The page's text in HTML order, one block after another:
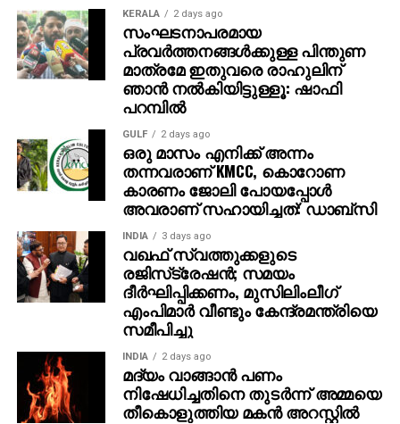
KERALA 2 days ago
സംഘടനാപരമായ
പ്രവര്‍ത്തനങ്ങള്‍ക്കുള്ള പിന്തുണ
മാത്രമേ ഇതുവരെ രാഹുലിന്
ഞാന്‍ നല്‍കിയിട്ടുള്ളൂ: ഷാഫി
പറമ്പില്‍
GULF 2 days ago
ഒരു മാസം എനിക്ക് അന്നം
തന്നവരാണ് KMCC, കൊറോണ
കാരണം ജോലി പോയപ്പോൾ
അവരാണ് സഹായിച്ചത്: ഡാബ്സി
INDIA 3 days ago
വഖഫ് സ്വത്തുക്കളുടെ
രജിസ്‌ട്രേഷന്‍; സമയം
ദീര്‍ഘിപ്പിക്കണം, മുസിലിംലീഗ്
എംപിമാര്‍ വീണ്ടും കേന്ദ്രമന്ത്രിയെ
സമീപിച്ചു
INDIA 2 days ago
മദ്യം വാങ്ങാന്‍ പണം
നിഷേധിച്ചതിനെ തുടര്‍ന്ന് അമ്മയെ
തീകൊളുത്തിയ മകന്‍ അറസ്റ്റില്‍